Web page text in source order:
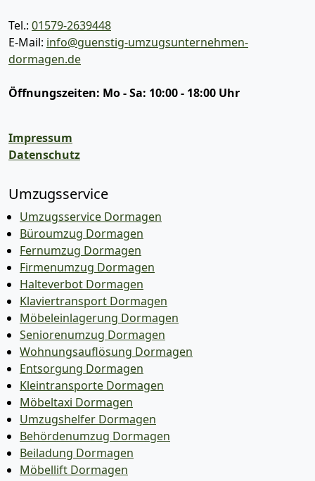
Tel.: 01579-2639448
E-Mail: info@guenstig-umzugsunternehmen-
dormagen.de
Öffnungszeiten: Mo - Sa: 10:00 - 18:00 Uhr
Impressum
Datenschutz
Umzugsservice
Umzugsservice Dormagen
Büroumzug Dormagen
Fernumzug Dormagen
Firmenumzug Dormagen
Halteverbot Dormagen
Klaviertransport Dormagen
Möbeleinlagerung Dormagen
Seniorenumzug Dormagen
Wohnungsauflösung Dormagen
Entsorgung Dormagen
Kleintransporte Dormagen
Möbeltaxi Dormagen
Umzugshelfer Dormagen
Behördenumzug Dormagen
Beiladung Dormagen
Möbellift Dormagen